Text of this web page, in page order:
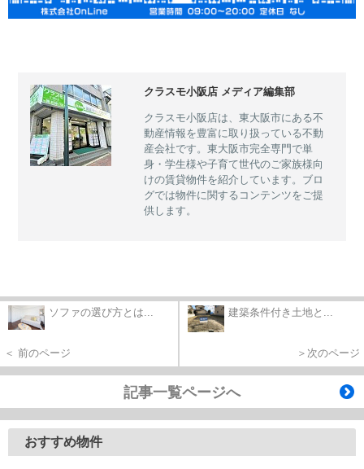
クラスモ小阪店 メディア編集部
クラスモ小阪店は、東大阪市にある不
動産情報を豊富に取り扱っている不動
産会社です。東大阪市完全専門で単
身・学生様や子育て世代のご家族様向
けの賃貸物件を紹介しています。ブロ
グでは物件に関するコンテンツをご提
供します。
ソファの選び方とは...
＜ 前のページ
建築条件付き土地と...
＞次のページ
記事一覧ページへ
おすすめ物件